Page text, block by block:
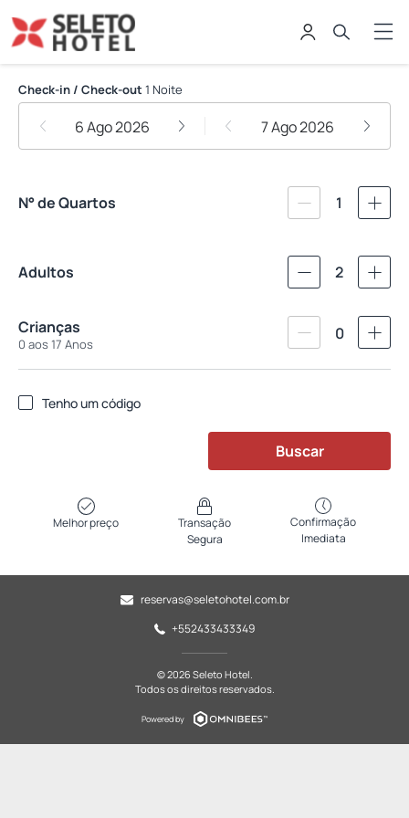
Seleto Hotel
Check-in / Check-out 1 Noite
6 Ago 2026 7 Ago 2026
N° de Quartos 1
Adultos 2
Crianças
0 aos 17 Anos
0
Tenho um código
Buscar
Melhor preço
Transação
Segura
Confirmação
Imediata
reservas@seletohotel.com.br
+552433433349
© 2026 Seleto Hotel.
Todos os direitos reservados.
Powered by